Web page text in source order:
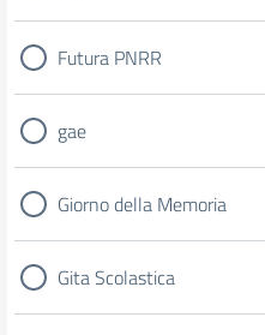
Futura PNRR
gae
Giorno della Memoria
Gita Scolastica